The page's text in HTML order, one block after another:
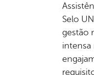
Selo
gestão
intensa